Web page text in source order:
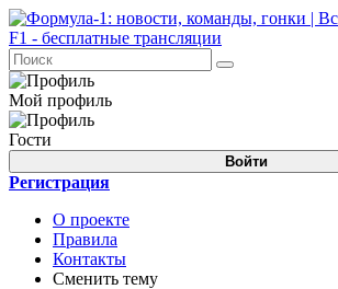
Мой профиль
Гости
Войти
Регистрация
О проекте
Правила
Контакты
Сменить тему